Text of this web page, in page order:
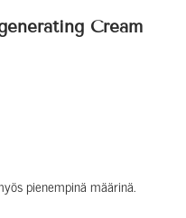
Cream
pienempinä määrinä.